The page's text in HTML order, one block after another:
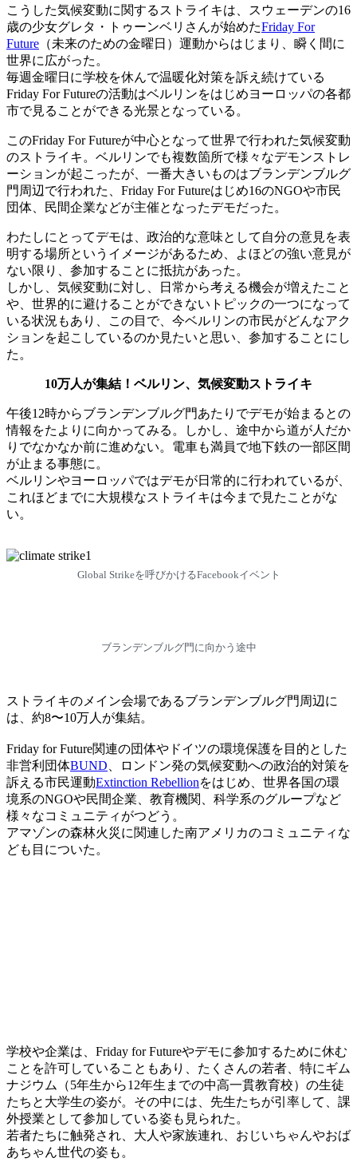
こうした気候変動に関するストライキは、スウェーデンの16
歳の少女グレタ・トゥーンベリさんが始めたFriday For
Future （未来のための金曜日）運動からはじまり、瞬く間に
世界に広がった。
毎週金曜日に学校を休んで温暖化対策を訴え続けている
Friday For Futureの活動はベルリンをはじめヨーロッパの各都
市で見ることができる光景となっている。
このFriday For Futureが中心となって世界で行われた気候変動
のストライキ。ベルリンでも複数箇所で様々なデモンストレ
ーションが起こったが、一番大きいものはブランデンブルグ
門周辺で行われた、Friday For Futureはじめ16のNGOや市民
団体、民間企業などが主催となったデモだった。
わたしにとってデモは、政治的な意味として自分の意見を表
明する場所というイメージがあるため、よほどの強い意見が
ない限り、参加することに抵抗があった。
しかし、気候変動に対し、日常から考える機会が増えたこと
や、世界的に避けることができないトピックの一つになって
いる状況もあり、この目で、今ベルリンの市民がどんなアク
ションを起こしているのか見たいと思い、参加することにし
た。
10万人が集結！ベルリン、気候変動ストライキ
午後12時からブランデンブルグ門あたりでデモが始まるとの
情報をたよりに向かってみる。しかし、途中から道が人だか
りでなかなか前に進めない。電車も満員で地下鉄の一部区間
が止まる事態に。
ベルリンやヨーロッパではデモが日常的に行われているが、
これほどまでに大規模なストライキは今まで見たことがな
い。
Global Strikeを呼びかけるFacebookイベント
ブランデンブルグ門に向かう途中
ストライキのメイン会場であるブランデンブルグ門周辺に
は、約8〜10万人が集結。
Friday for Future関連の団体やドイツの環境保護を目的とした
非営利団体BUND 、ロンドン発の気候変動への政治的対策を
訴える市民運動Extinction Rebellionをはじめ、世界各国の環
境系のNGOや民間企業、教育機関、科学系のグループなど
様々なコミュニティがつどう。
アマゾンの森林火災に関連した南アメリカのコミュニティな
ども目についた。
学校や企業は、Friday for Futureやデモに参加するために休む
ことを許可していることもあり、たくさんの若者、特にギム
ナジウム（5年生から12年生までの中高一貫教育校）の生徒
たちと大学生の姿が。その中には、先生たちが引率して、課
外授業として参加している姿も見られた。
若者たちに触発され、大人や家族連れ、おじいちゃんやおば
あちゃん世代の姿も。